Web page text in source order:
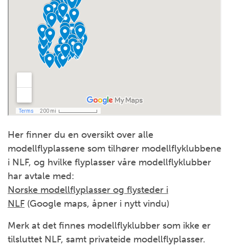
Her finner du en oversikt over alle
modellflyplassene som tilhører modellflyklubbene
i NLF, og hvilke flyplasser våre modellflyklubber
har avtale med:
Norske modellflyplasser og flysteder i
NLF (Google maps, åpner i nytt vindu)
Merk at det finnes modellflyklubber som ikke er
tilsluttet NLF, samt privateide modellflyplasser.